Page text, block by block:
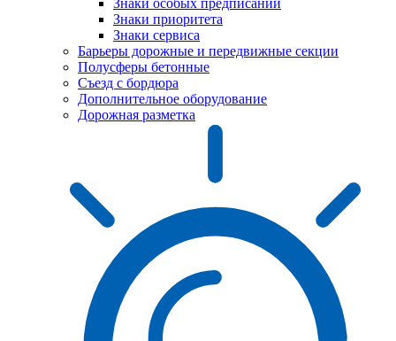
Знаки особых предписаний
Знаки приоритета
Знаки сервиса
Барьеры дорожные и передвижные секции
Полусферы бетонные
Съезд с бордюра
Дополнительное оборудование
Дорожная разметка